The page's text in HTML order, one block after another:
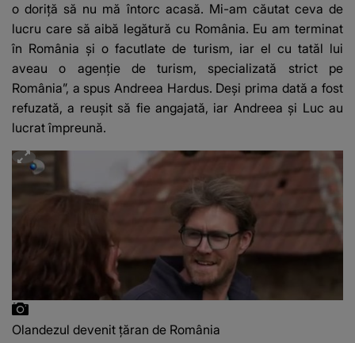
o doriță să nu mă întorc acasă. Mi-am căutat ceva de
lucru care să aibă legătură cu România. Eu am terminat
în România și o facutlate de turism, iar el cu tatăl lui
aveau o agenție de turism, specializată strict pe
România”, a spus Andreea Hardus. Deși prima dată a fost
refuzată, a reușit să fie angajată, iar Andreea și Luc au
lucrat împreună.
Olandezul devenit țăran de România